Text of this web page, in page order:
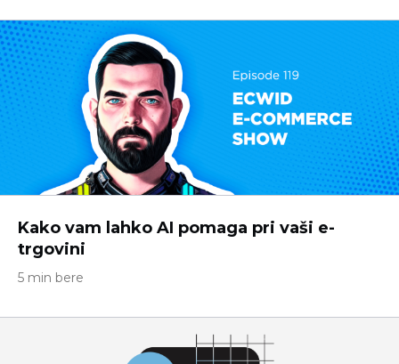
Kako vam lahko AI pomaga pri vaši e-
trgovini
5 min bere